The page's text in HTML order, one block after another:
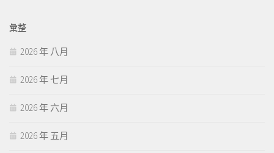
彙整
2026 年 八月
2026 年 七月
2026 年 六月
2026 年 五月